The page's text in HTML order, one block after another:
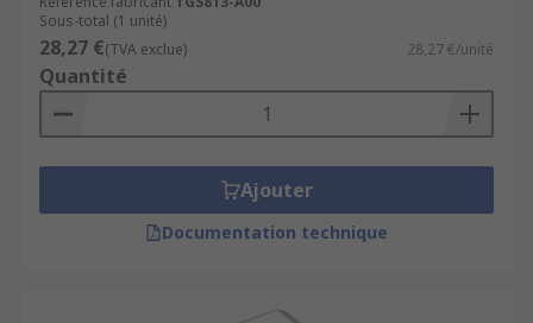
Sous-total (1 unité)
28,27 €(TVA exclue) 28,27 €/unité
Quantité
Ajouter
Documentation technique